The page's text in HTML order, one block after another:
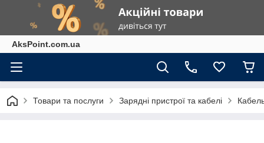
AksPoint.com.ua
Товари та послуги Зарядні пристрої та кабелі